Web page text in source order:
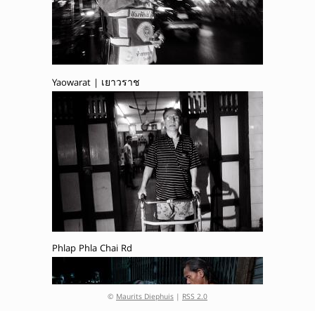
Yaowarat | เยาวราช
Phlap Phla Chai Rd
© Maurits Diephuis | RSS 2.0